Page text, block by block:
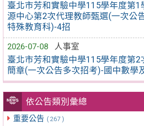
臺北市芳和實驗中學115學年度第1
源中心第2次代理教師甄選(一次公
特殊教育科)-4招
2026-07-08
人事室
臺北市芳和實驗中學115學年度第2
簡章(一次公告多次招考)-國中數學
依公告類別彙總
重要公告 ( 267 )